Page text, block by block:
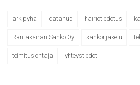
arkipyhä datahub häiriötiedotus
Rantakairan Sähkö Oy sähkönjakelu
toimitusjohtaja yhteystiedot